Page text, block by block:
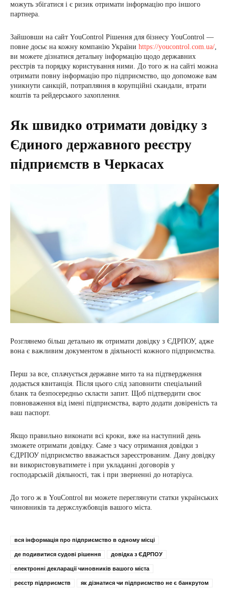
можуть збігатися і є ризик отримати інформацію про іншого
партнера.
Зайшовши на сайт YouControl Рішення для бізнесу YouControl —
повне досьє на кожну компанію України https://youcontrol.com.ua/,
ви можете дізнатися детальну інформацію щодо державних
реєстрів та порядку користування ними. До того ж на сайті можна
отримати повну інформацію про підприємство, що допоможе вам
уникнути санкцій, потрапляння в корупційні скандали, втрати
коштів та рейдерського захоплення.
Як швидко отримати довідку з
Єдиного державного реєстру
підприємств в Черкасах
Розглянемо більш детально як отримати довідку з ЄДРПОУ, адже
вона є важливим документом в діяльності кожного підприємства.
Перш за все, сплачується державне мито та на підтвердження
додається квитанція. Після цього слід заповнити спеціальний
бланк та безпосередньо скласти запит. Щоб підтвердити своє
повноваження від імені підприємства, варто додати довіреність та
ваш паспорт.
Якщо правильно виконати всі кроки, вже на наступний день
зможете отримати довідку. Саме з часу отримання довідки з
ЄДРПОУ підприємство вважається зареєстрованим. Дану довідку
ви використовуватимете і при укладанні договорів у
господарській діяльності, так і при зверненні до нотаріуса.
До того ж в YouControl ви можете переглянути статки українських
чиновників та держслужбовців вашого міста.
вся інформація про підприємство в одному місці
де подивитися судові рішення довідка з ЄДРПОУ
електронні декларації чиновників вашого міста
реєстр підприємств як дізнатися чи підприємство не є банкрутом